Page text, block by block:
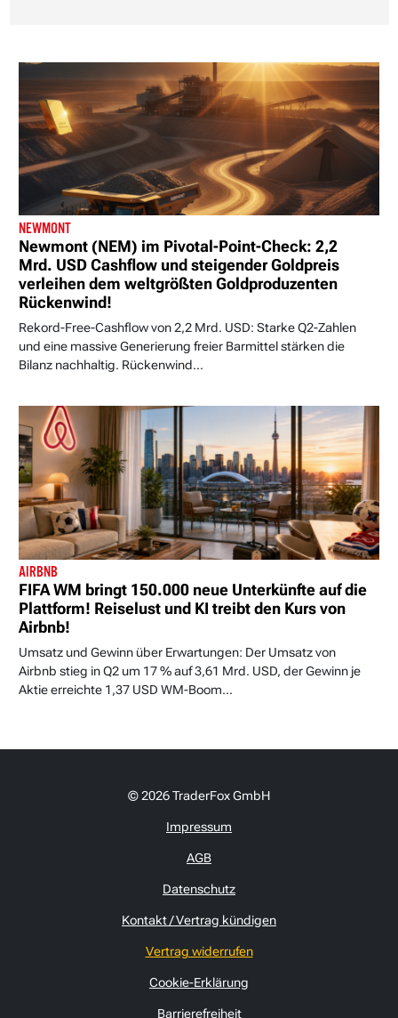
NEWMONT
Newmont (NEM) im Pivotal-Point-Check: 2,2
Mrd. USD Cashflow und steigender Goldpreis
verleihen dem weltgrößten Goldproduzenten
Rückenwind!
Rekord-Free-Cashflow von 2,2 Mrd. USD: Starke Q2-Zahlen
und eine massive Generierung freier Barmittel stärken die
Bilanz nachhaltig. Rückenwind...
AIRBNB
FIFA WM bringt 150.000 neue Unterkünfte auf die
Plattform! Reiselust und KI treibt den Kurs von
Airbnb!
Umsatz und Gewinn über Erwartungen: Der Umsatz von
Airbnb stieg in Q2 um 17 % auf 3,61 Mrd. USD, der Gewinn je
Aktie erreichte 1,37 USD WM-Boom...
© 2026 TraderFox GmbH
Impressum
AGB
Datenschutz
Kontakt / Vertrag kündigen
Vertrag widerrufen
Cookie-Erklärung
Barrierefreiheit